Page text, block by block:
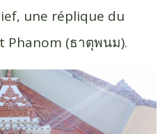
une réplique du
Phanom (ธาตุพนม).